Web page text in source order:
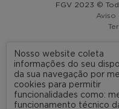
FGV 2023 ©
Aviso
Nosso website coleta
informações do seu
da sua navegação por
cookies para permitir
funcionalidades como:
funcionamento técnico